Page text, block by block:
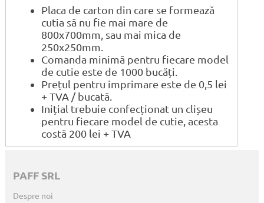
Placa de carton din care se formează
cutia să nu fie mai mare de
800x700mm, sau mai mica de
250x250mm.
Comanda minimă pentru fiecare model
de cutie este de 1000 bucăți.
Prețul pentru imprimare este de 0,5 lei
+ TVA / bucată.
Inițial trebuie confecționat un clișeu
pentru fiecare model de cutie, acesta
costă 200 lei + TVA
PAFF SRL
Despre noi